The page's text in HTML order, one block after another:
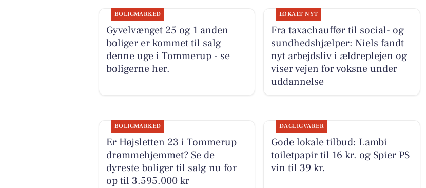
BOLIGMARKED
Gyvelvænget 25 og 1 anden
boliger er kommet til salg
denne uge i Tommerup - se
boligerne her.
LOKALT NYT
Fra taxachauffør til social- og
sundhedshjælper: Niels fandt
nyt arbejdsliv i ældreplejen og
viser vejen for voksne under
uddannelse
BOLIGMARKED
Er Højsletten 23 i Tommerup
drømmehjemmet? Se de
dyreste boliger til salg nu for
op til 3.595.000 kr
DAGLIGVARER
Gode lokale tilbud: Lambi
toiletpapir til 16 kr. og Spier PS
vin til 39 kr.